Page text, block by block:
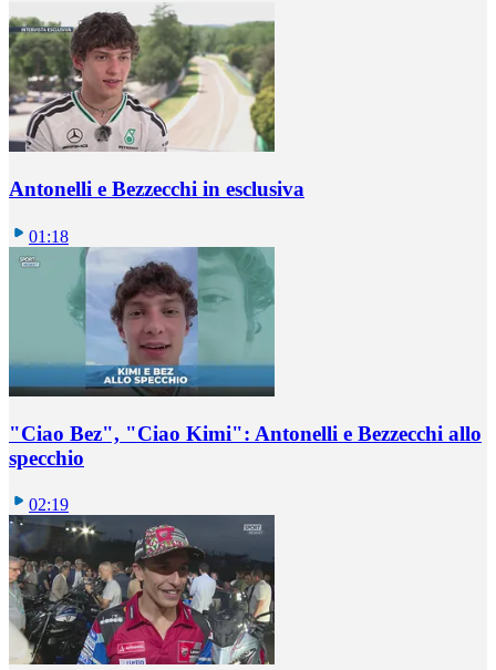
Antonelli e Bezzecchi in esclusiva
01:18
"Ciao Bez", "Ciao Kimi": Antonelli e Bezzecchi allo
specchio
02:19